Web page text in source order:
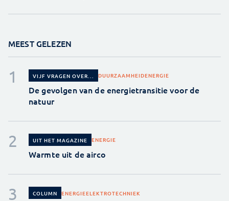
MEEST GELEZEN
VIJF VRAGEN OVER... DUURZAAMHEIDENERGIE
De gevolgen van de energietransitie voor de
natuur
UIT HET MAGAZINE ENERGIE
Warmte uit de airco
COLUMN ENERGIEELEKTROTECHNIEK